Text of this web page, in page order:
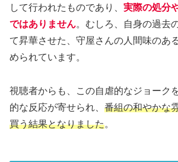
して行われたものであり、 実際の処分
ではありません。むしろ、自身の過去
て昇華させた、守屋さんの人間味のあ
められています。
視聴者からも、この自虐的なジョーク
的な反応が寄せられ、 番組の和やかな
買う結果となりました。